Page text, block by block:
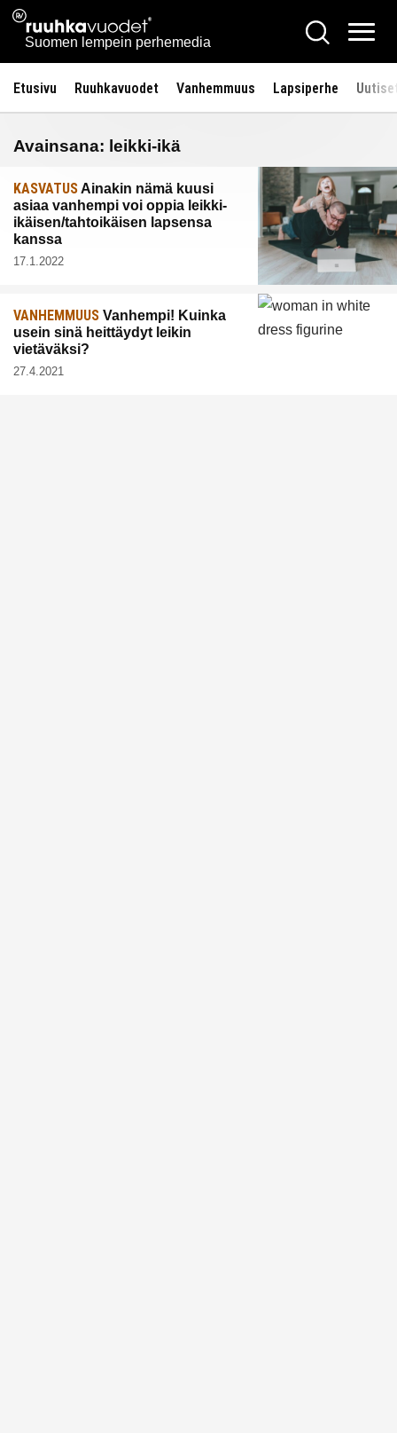
Siirry
sisältöön
Ruuhkavuodet.fi
Suomen lempein perhemedia
Hae
Etusivu Ruuhkavuodet Vanhemmuus Lapsiperhe
Avainsana: leikki-ikä
KASVATUSAinakin nämä kuusi
asiaa vanhempi voi oppia leikki-
ikäisen/tahtoikäisen lapsensa
kanssa
17.1.2022
VANHEMMUUS Vanhempi! Kuinka
usein sinä heittäydyt leikin
vietäväksi?
27.4.2021